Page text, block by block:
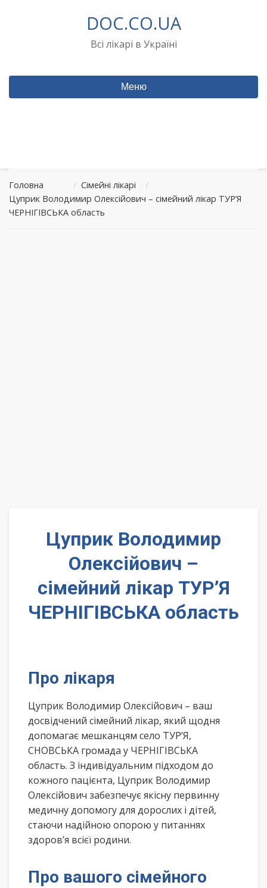
DOC.CO.UA
Всі лікарі в Україні
Меню
Головна / Сімейні лікарі
/
Цуприк Володимир Олексійович – сімейний лікар ТУР’Я
ЧЕРНІГІВСЬКА область
Цуприк Володимир
Олексійович –
сімейний лікар ТУР’Я
ЧЕРНІГІВСЬКА область
Про лікаря
Цуприк Володимир Олексійович – ваш
досвідчений сімейний лікар, який щодня
допомагає мешканцям село ТУР’Я,
СНОВСЬКА громада у ЧЕРНІГІВСЬКА
область. З індивідуальним підходом до
кожного пацієнта, Цуприк Володимир
Олексійович забезпечує якісну первинну
медичну допомогу для дорослих і дітей,
стаючи надійною опорою у питаннях
здоров’я всієї родини.
Про вашого сімейного